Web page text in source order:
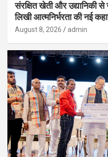
संरक्षित खेती और उद्यानिकी
लिखी आत्मनिर्भरता की नई
August 8, 2026 admin